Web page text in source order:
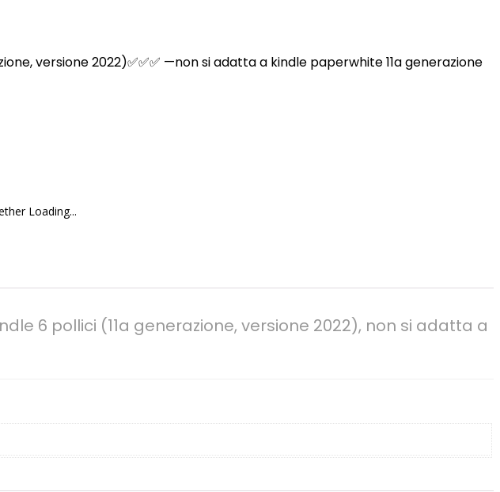
versione 2022)✅✅✅ —non si adatta a kindle paperwhite 11a generazione
Loading...
6 pollici (11a generazione, versione 2022), non si adatta a